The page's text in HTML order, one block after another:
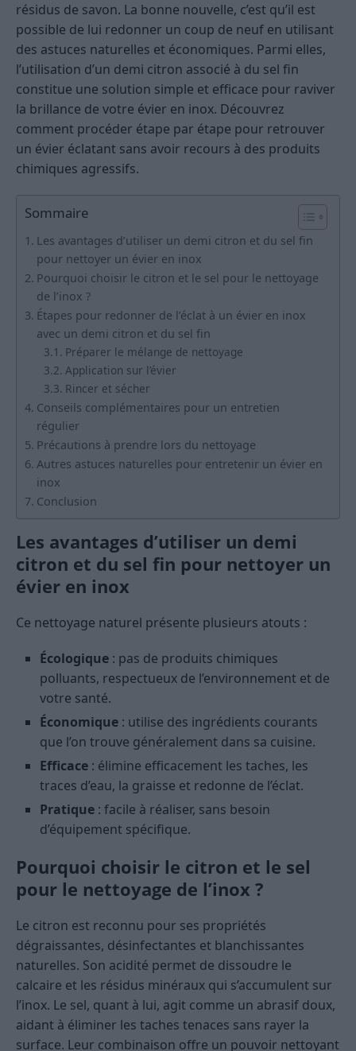
résidus de savon. La bonne nouvelle, c’est qu’il est
possible de lui redonner un coup de neuf en utilisant
des astuces naturelles et économiques. Parmi elles,
l’utilisation d’un demi citron associé à du sel fin
constitue une solution simple et efficace pour raviver
la brillance de votre évier en inox. Découvrez
comment procéder étape par étape pour retrouver
un évier éclatant sans avoir recours à des produits
chimiques agressifs.
Sommaire
Les avantages d’utiliser un demi citron et du sel fin
pour nettoyer un évier en inox
Pourquoi choisir le citron et le sel pour le nettoyage
de l’inox ?
Étapes pour redonner de l’éclat à un évier en inox
avec un demi citron et du sel fin
Préparer le mélange de nettoyage
Application sur l’évier
Rincer et sécher
Conseils complémentaires pour un entretien
régulier
Précautions à prendre lors du nettoyage
Autres astuces naturelles pour entretenir un évier en
inox
Conclusion
Les avantages d’utiliser un demi
citron et du sel fin pour nettoyer un
évier en inox
Ce nettoyage naturel présente plusieurs atouts :
Écologique : pas de produits chimiques
polluants, respectueux de l’environnement et de
votre santé.
Économique : utilise des ingrédients courants
que l’on trouve généralement dans sa cuisine.
Efficace : élimine efficacement les taches, les
traces d’eau, la graisse et redonne de l’éclat.
Pratique : facile à réaliser, sans besoin
d’équipement spécifique.
Pourquoi choisir le citron et le sel
pour le nettoyage de l’inox ?
Le citron est reconnu pour ses propriétés
dégraissantes, désinfectantes et blanchissantes
naturelles. Son acidité permet de dissoudre le
calcaire et les résidus minéraux qui s’accumulent sur
l’inox. Le sel, quant à lui, agit comme un abrasif doux,
aidant à éliminer les taches tenaces sans rayer la
surface. Leur combinaison offre un pouvoir nettoyant